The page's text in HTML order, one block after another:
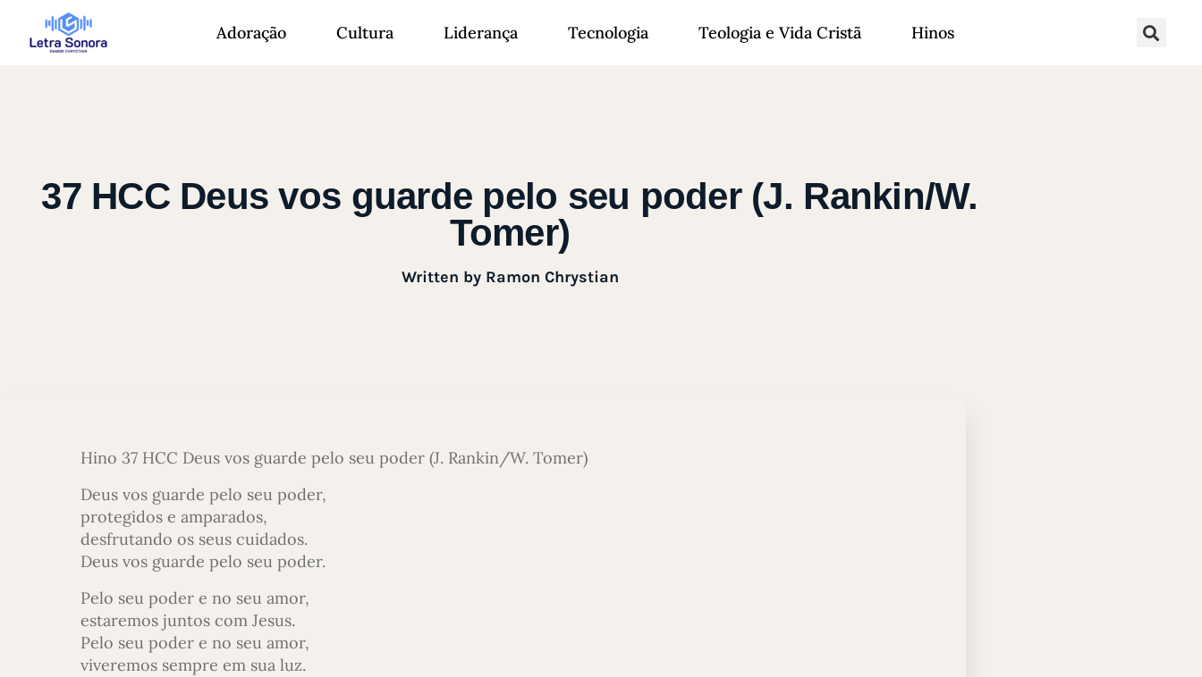
Adoração Cultura Liderança Tecnologia Teologia e Vida Cristã Hinos
37 HCC Deus vos guarde pelo seu poder (J. Rankin/W.
Tomer)
Written byRamon Chrystian
Hino 37 HCC Deus vos guarde pelo seu poder (J. Rankin/W. Tomer)
Deus vos guarde pelo seu poder,
protegidos e amparados,
desfrutando os seus cuidados.
Deus vos guarde pelo seu poder.
Pelo seu poder e no seu amor,
estaremos juntos com Jesus.
Pelo seu poder e no seu amor,
viveremos sempre em sua luz.